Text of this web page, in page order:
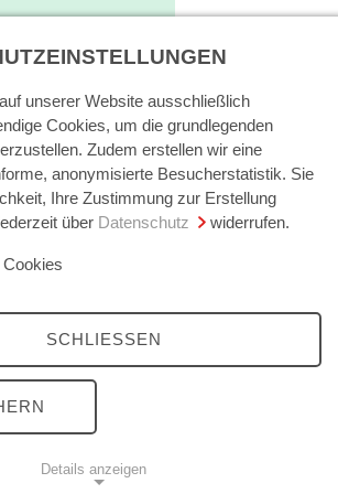
unserer Website ausschließlich
Cookies, um die grundlegenden
Zudem erstellen wir eine
anonymisierte Besucherstatistik. Sie
Ihre Zustimmung zur Erstellung
über Datenschutz widerrufen.
SCHLIESSEN
Details anzeigen